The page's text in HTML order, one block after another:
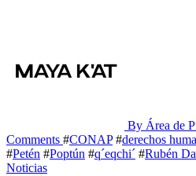
By Área de
Comments #CONAP#derechos
#Petén #Poptún #q´eqchi´ #Rubén
Noticias